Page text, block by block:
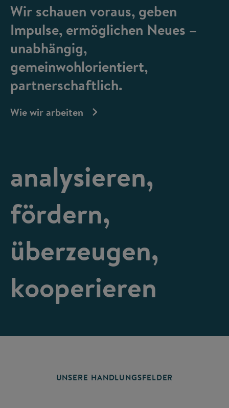
Wir schauen voraus, geben
Impulse, ermöglichen Neues –
unabhängig,
gemeinwohlorientiert,
partnerschaftlich.
Wie wir arbeiten
analysieren,
fördern,
überzeugen,
kooperieren
UNSERE HANDLUNGSFELDER